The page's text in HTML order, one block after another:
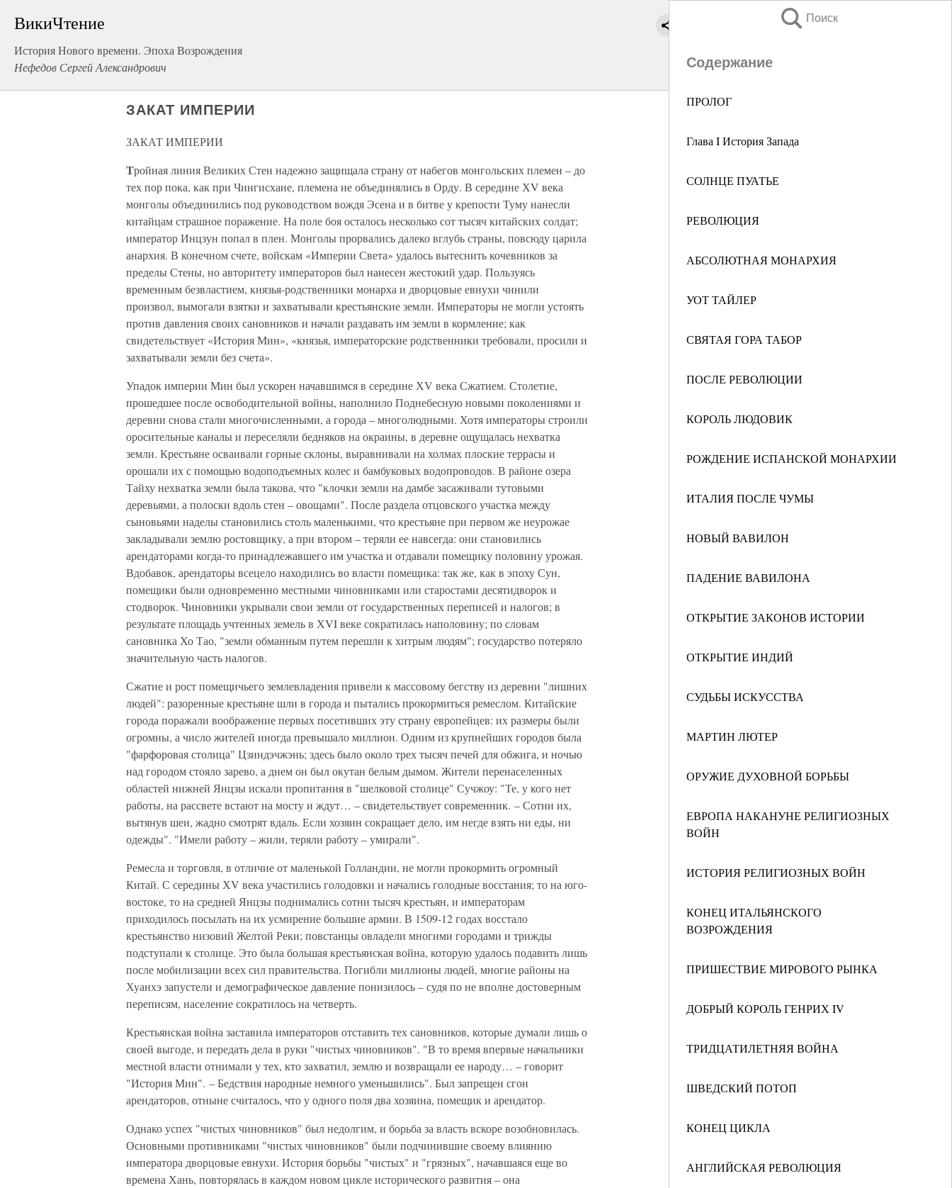
ВикиЧтение
История Нового времени. Эпоха Возрождения
Нефедов Сергей Александрович
Поиск
Содержание
ПРОЛОГ
Глава I История Запада
СОЛНЦЕ ПУАТЬЕ
РЕВОЛЮЦИЯ
АБСОЛЮТНАЯ МОНАРХИЯ
УОТ ТАЙЛЕР
СВЯТАЯ ГОРА ТАБОР
ПОСЛЕ РЕВОЛЮЦИИ
КОРОЛЬ ЛЮДОВИК
РОЖДЕНИЕ ИСПАНСКОЙ МОНАРХИИ
ИТАЛИЯ ПОСЛЕ ЧУМЫ
НОВЫЙ ВАВИЛОН
ПАДЕНИЕ ВАВИЛОНА
ОТКРЫТИЕ ЗАКОНОВ ИСТОРИИ
ОТКРЫТИЕ ИНДИЙ
СУДЬБЫ ИСКУССТВА
МАРТИН ЛЮТЕР
ОРУЖИЕ ДУХОВНОЙ БОРЬБЫ
ЕВРОПА НАКАНУНЕ РЕЛИГИОЗНЫХ
ВОЙН
ИСТОРИЯ РЕЛИГИОЗНЫХ ВОЙН
КОНЕЦ ИТАЛЬЯНСКОГО
ВОЗРОЖДЕНИЯ
ПРИШЕСТВИЕ МИРОВОГО РЫНКА
ДОБРЫЙ КОРОЛЬ ГЕНРИХ IV
ТРИДЦАТИЛЕТНЯЯ ВОЙНА
ШВЕДСКИЙ ПОТОП
КОНЕЦ ЦИКЛА
АНГЛИЙСКАЯ РЕВОЛЮЦИЯ
ЗАКАТ ИМПЕРИИ
ЗАКАТ ИМПЕРИИ
Тройная линия Великих Стен надежно защищала страну от набегов монгольских племен – до
тех пор пока, как при Чингисхане, племена не объединялись в Орду. В середине ХV века
монголы объединились под руководством вождя Эсена и в битве у крепости Туму нанесли
китайцам страшное поражение. На поле боя осталось несколько сот тысяч китайских солдат;
император Инцзун попал в плен. Монголы прорвались далеко вглубь страны, повсюду царила
анархия. В конечном счете, войскам «Империи Света» удалось вытеснить кочевников за
пределы Стены, но авторитету императоров был нанесен жестокий удар. Пользуясь
временным безвластием, князья-родственники монарха и дворцовые евнухи чинили
произвол, вымогали взятки и захватывали крестьянские земли. Императоры не могли устоять
против давления своих сановников и начали раздавать им земли в кормление; как
свидетельствует «История Мин», «князья, императорские родственники требовали, просили и
захватывали земли без счета».
Упадок империи Мин был ускорен начавшимся в середине ХV века Сжатием. Столетие,
прошедшее после освободительной войны, наполнило Поднебесную новыми поколениями и
деревни снова стали многочисленными, а города – многолюдными. Хотя императоры строили
оросительные каналы и переселяли бедняков на окраины, в деревне ощущалась нехватка
земли. Крестьяне осваивали горные склоны, выравнивали на холмах плоские террасы и
орошали их с помощью водоподъемных колес и бамбуковых водопроводов. В районе озера
Тайху нехватка земли была такова, что "клочки земли на дамбе засаживали тутовыми
деревьями, а полоски вдоль стен – овощами". После раздела отцовского участка между
сыновьями наделы становились столь маленькими, что крестьяне при первом же неурожае
закладывали землю ростовщику, а при втором – теряли ее навсегда: они становились
арендаторами когда-то принадлежавшего им участка и отдавали помещику половину урожая.
Вдобавок, арендаторы всецело находились во власти помещика: так же, как в эпоху Сун,
помещики были одновременно местными чиновниками или старостами десятидворок и
стодворок. Чиновники укрывали свои земли от государственных переписей и налогов; в
результате площадь учтенных земель в ХVI веке сократилась наполовину; по словам
сановника Хо Тао, "земли обманным путем перешли к хитрым людям"; государство потеряло
значительную часть налогов.
Сжатие и рост помещичьего землевладения привели к массовому бегству из деревни "лишних
людей": разоренные крестьяне шли в города и пытались прокормиться ремеслом. Китайские
города поражали воображение первых посетивших эту страну европейцев: их размеры были
огромны, а число жителей иногда превышало миллион. Одним из крупнейших городов была
"фарфоровая столица" Цзиндэчжэнь; здесь было около трех тысяч печей для обжига, и ночью
над городом стояло зарево, а днем он был окутан белым дымом. Жители перенаселенных
областей нижней Янцзы искали пропитания в "шелковой столице" Сучжоу: "Те, у кого нет
работы, на рассвете встают на мосту и ждут… – свидетельствует современник. – Сотни их,
вытянув шеи, жадно смотрят вдаль. Если хозяин сокращает дело, им негде взять ни еды, ни
одежды". "Имели работу – жили, теряли работу – умирали".
Ремесла и торговля, в отличие от маленькой Голландии, не могли прокормить огромный
Китай. С середины ХV века участились голодовки и начались голодные восстания; то на юго-
востоке, то на средней Янцзы поднимались сотни тысяч крестьян, и императорам
приходилось посылать на их усмирение большие армии. В 1509-12 годах восстало
крестьянство низовий Желтой Реки; повстанцы овладели многими городами и трижды
подступали к столице. Это была большая крестьянская война, которую удалось подавить лишь
после мобилизации всех сил правительства. Погибли миллионы людей, многие районы на
Хуанхэ запустели и демографическое давление понизилось – судя по не вполне достоверным
переписям, население сократилось на четверть.
Крестьянская война заставила императоров отставить тех сановников, которые думали лишь о
своей выгоде, и передать дела в руки "чистых чиновников". "В то время впервые начальники
местной власти отнимали у тех, кто захватил, землю и возвращали ее народу… – говорит
"История Мин". – Бедствия народные немного уменьшились". Был запрещен сгон
арендаторов, отныне считалось, что у одного поля два хозяина, помещик и арендатор.
Однако успех "чистых чиновников" был недолгим, и борьба за власть вскоре возобновилась.
Основными противниками "чистых чиновников" были подчинившие своему влиянию
императора дворцовые евнухи. История борьбы "чистых" и "грязных", начавшаяся еще во
времена Хань, повторялась в каждом новом цикле исторического развития – она